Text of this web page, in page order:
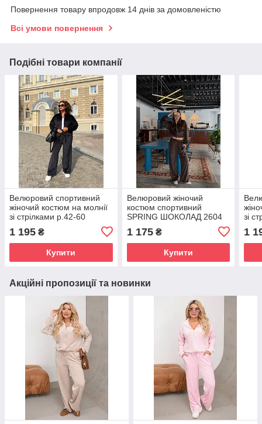
Повернення товару впродовж 14 днів за домовленістю
Всі умови повернення
Подібні товари компанії
Велюровий спортивний
жіночий костюм на молнії
зі стрілками р.42-60
1 195 ₴
Купити
Велюровий жіночий
костюм спортивний
SPRING ШОКОЛАД 2604
1 175₴
Купити
зі
1
Акційні пропозиції та новинки